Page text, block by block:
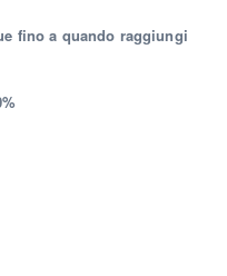
fino a quando raggiungi